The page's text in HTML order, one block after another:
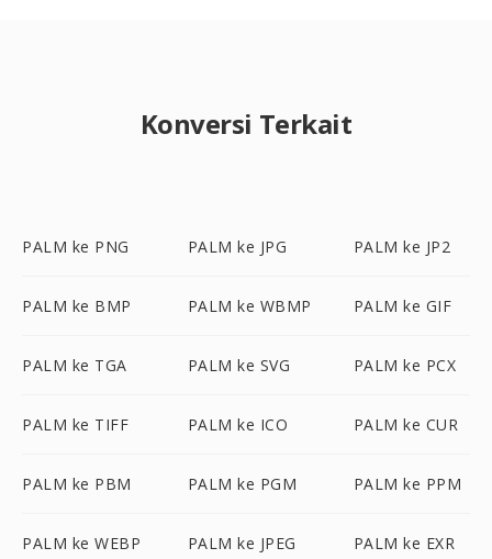
Konversi Terkait
PALM ke PNG PALM ke JPG PALM ke JP2
PALM ke BMP PALM ke WBMP PALM ke GIF
PALM ke TGA PALM ke SVG PALM ke PCX
PALM ke TIFF PALM ke ICO PALM ke CUR
PALM ke PBM PALM ke PGM PALM ke PPM
PALM ke WEBP PALM ke JPEG PALM ke EXR